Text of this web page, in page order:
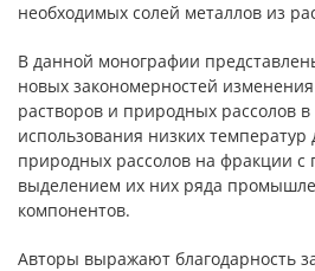
необходимых солей металлов из
В данной монографии
новых закономерностей
растворов и природных рассолов в
использования низких температур
природных рассолов на фракции
выделением их них ряда
компонентов.
Авторы выражают благодарность